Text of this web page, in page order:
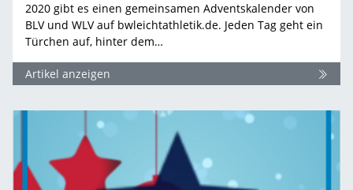
2020 gibt es einen gemeinsamen Adventskalender von
BLV und WLV auf bwleichtathletik.de. Jeden Tag geht ein
Türchen auf, hinter dem…
Artikel anzeigen